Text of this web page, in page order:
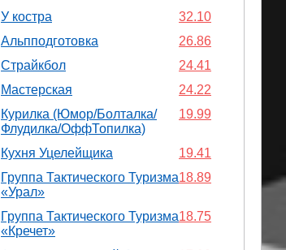
32.10
У костра
26.86
Альпподготовка
24.41
Страйкбол
24.22
Мастерская
19.99
Курилка (Юмор/Болталка/
Флудилка/ОффТопилка)
19.41
Кухня Уцелейщика
18.89
Группа Тактического Туризма
«Урал»
18.75
Группа Тактического Туризма
«Кречет»